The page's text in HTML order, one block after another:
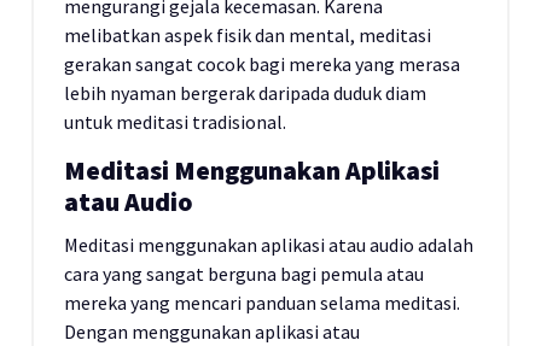
mengurangi gejala kecemasan. Karena
melibatkan aspek fisik dan mental, meditasi
gerakan sangat cocok bagi mereka yang merasa
lebih nyaman bergerak daripada duduk diam
untuk meditasi tradisional.
Meditasi Menggunakan Aplikasi
atau Audio
Meditasi menggunakan aplikasi atau audio adalah
cara yang sangat berguna bagi pemula atau
mereka yang mencari panduan selama meditasi.
Dengan menggunakan aplikasi atau